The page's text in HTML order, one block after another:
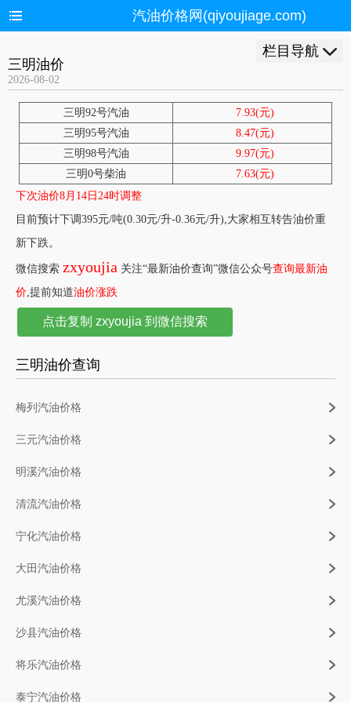
汽油价格网(qiyoujiage.com)
栏目导航
三明油价
2026-08-02
三明92号汽油
7.93(元)
三明95号汽油
8.47(元)
三明98号汽油
9.97(元)
三明0号柴油
7.63(元)
下次油价8月14日24时调整
目前预计下调395元/吨(0.30元/升-0.36元/升),大家相互转告油价重
新下跌。
微信搜索 zxyoujia 关注“最新油价查询”微信公众号查询最新油
价,提前知道油价涨跌
点击复制 zxyoujia 到微信搜索
三明油价查询
梅列汽油价格
三元汽油价格
明溪汽油价格
清流汽油价格
宁化汽油价格
大田汽油价格
尤溪汽油价格
沙县汽油价格
将乐汽油价格
泰宁汽油价格